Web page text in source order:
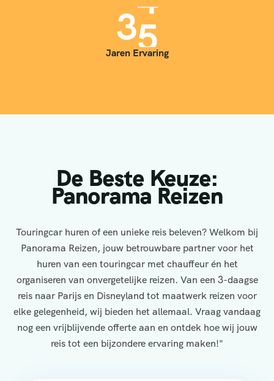
35
Jaren Ervaring
De Beste Keuze:
Panorama Reizen
Touringcar huren of een unieke reis beleven? Welkom bij
Panorama Reizen, jouw betrouwbare partner voor het
huren van een touringcar met chauffeur én het
organiseren van onvergetelijke reizen. Van een 3-daagse
reis naar Parijs en Disneyland tot maatwerk reizen voor
elke gelegenheid, wij bieden het allemaal. Vraag vandaag
nog een vrijblijvende offerte aan en ontdek hoe wij jouw
reis tot een bijzondere ervaring maken!"